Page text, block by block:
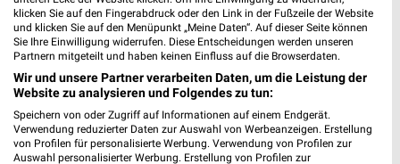
klicken Sie auf den Fingerabdruck oder den Link in der Fußzeile der Website
und klicken Sie auf den Menüpunkt „Meine Daten“. Auf dieser Seite können
Sie Ihre Einwilligung widerrufen. Diese Entscheidungen werden unseren
Partnern mitgeteilt und haben keinen Einfluss auf die Browserdaten.
Wir und unsere Partner verarbeiten Daten, um die Leistung der
Website zu analysieren und Folgendes zu tun:
Speichern von oder Zugriff auf Informationen auf einem Endgerät.
Verwendung reduzierter Daten zur Auswahl von Werbeanzeigen. Erstellung
von Profilen für personalisierte Werbung. Verwendung von Profilen zur
Auswahl personalisierter Werbung. Erstellung von Profilen zur